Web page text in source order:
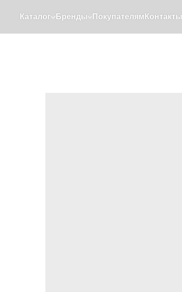
Каталог Бренды Покупателям Контакты